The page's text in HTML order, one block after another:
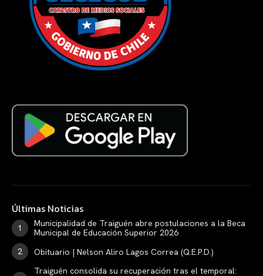
Últimas Noticias
Municipalidad de Traiguén abre postulaciones a la Beca
Municipal de Educación Superior 2026
Obituario | Nelson Aliro Lagos Correa (Q.E.P.D.)
Traiguén consolida su recuperación tras el temporal: